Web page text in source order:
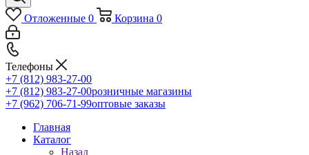
Отложенные 0 Корзина 0
Телефоны
+7 (812) 983-27-00
+7 (812) 983-27-00розничные магазины
+7 (962) 706-71-99оптовые заказы
Главная
Каталог
Назад